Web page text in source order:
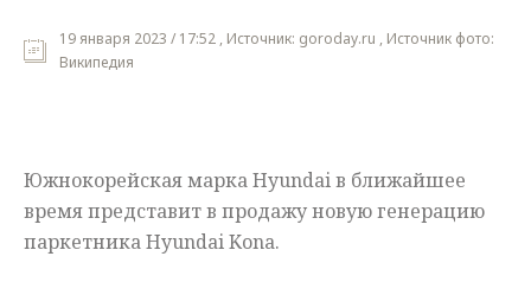
Происшествия
19 января 2023 / 17:52 , Источник: goroday.ru , Источник фото:
Википедия
Южнокорейская марка Hyundai в ближайшее
время представит в продажу новую генерацию
паркетника Hyundai Kona.